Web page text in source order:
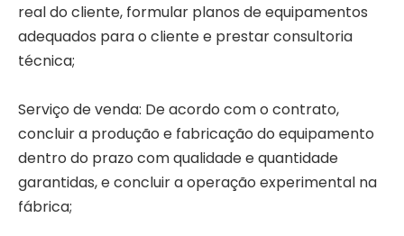
real do cliente, formular planos de equipamentos
adequados para o cliente e prestar consultoria
técnica;
Serviço de venda: De acordo com o contrato,
concluir a produção e fabricação do equipamento
dentro do prazo com qualidade e quantidade
garantidas, e concluir a operação experimental na
fábrica;